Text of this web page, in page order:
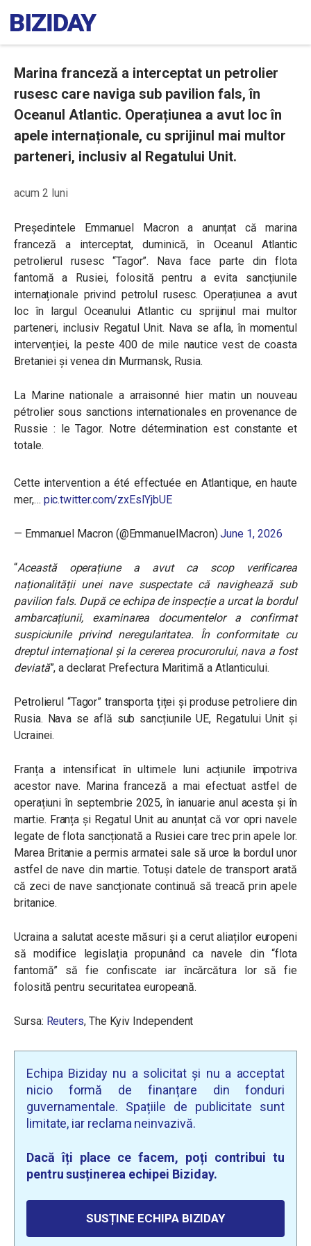
Marina franceză a interceptat un petrolier
rusesc care naviga sub pavilion fals, în
Oceanul Atlantic. Operațiunea a avut loc în
apele internaționale, cu sprijinul mai multor
parteneri, inclusiv al Regatului Unit.
acum 2 luni
Președintele Emmanuel Macron a anunțat că marina
franceză a interceptat, duminică, în Oceanul Atlantic
petrolierul rusesc “Tagor”. Nava face parte din flota
fantomă a Rusiei, folosită pentru a evita sancțiunile
internaționale privind petrolul rusesc. Operațiunea a avut
loc în largul Oceanului Atlantic cu sprijinul mai multor
parteneri, inclusiv Regatul Unit. Nava se afla, în momentul
intervenției, la peste 400 de mile nautice vest de coasta
Bretaniei și venea din Murmansk, Rusia.
La Marine nationale a arraisonné hier matin un nouveau
pétrolier sous sanctions internationales en provenance de
Russie : le Tagor. Notre détermination est constante et
totale.
Cette intervention a été effectuée en Atlantique, en haute
mer,… pic.twitter.com/zxEslYjbUE
— Emmanuel Macron (@EmmanuelMacron)June 1, 2026
“Această operațiune a avut ca scop verificarea
naționalității unei nave suspectate că navighează sub
pavilion fals. După ce echipa de inspecție a urcat la bordul
ambarcațiunii, examinarea documentelor a confirmat
suspiciunile privind neregularitatea. În conformitate cu
dreptul internațional și la cererea procurorului, nava a fost
deviată”, a declarat Prefectura Maritimă a Atlanticului.
Petrolierul “Tagor” transporta țiței și produse petroliere din
Rusia. Nava se află sub sancțiunile UE, Regatului Unit și
Ucrainei.
Franța a intensificat în ultimele luni acțiunile împotriva
acestor nave. Marina franceză a mai efectuat astfel de
operațiuni în septembrie 2025, în ianuarie anul acesta și în
martie. Franța și Regatul Unit au anunțat că vor opri navele
legate de flota sancționată a Rusiei care trec prin apele lor.
Marea Britanie a permis armatei sale să urce la bordul unor
astfel de nave din martie. Totuși datele de transport arată
că zeci de nave sancționate continuă să treacă prin apele
britanice.
Ucraina a salutat aceste măsuri și a cerut aliaților europeni
să modifice legislația propunând ca navele din “flota
fantomă” să fie confiscate iar încărcătura lor să fie
folosită pentru securitatea europeană.
Sursa: Reuters, The Kyiv Independent
Echipa Biziday nu a solicitat și nu a acceptat
nicio formă de finanțare din fonduri
guvernamentale. Spațiile de publicitate sunt
limitate, iar reclama neinvazivă.
Dacă îți place ce facem, poți contribui tu
pentru susținerea echipei Biziday.
SUSȚINE ECHIPA BIZIDAY